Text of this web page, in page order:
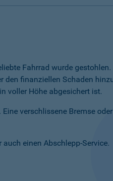
Fahrrad wurde
finanziellen Schaden
voller Höhe abgesichert ist.
verschlissene Bremse
einen Abschlepp-Service.